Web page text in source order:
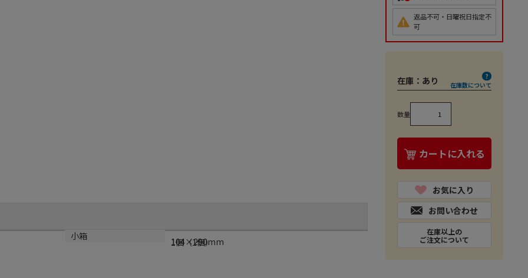
サイズ
104×290mm
小箱
1個（1個）
返品不可・日曜祝日指定不
可
在庫： あり 在庫数について
数量
カートに入れる
お気に入り
お問い合わせ
在庫以上の
ご注文について